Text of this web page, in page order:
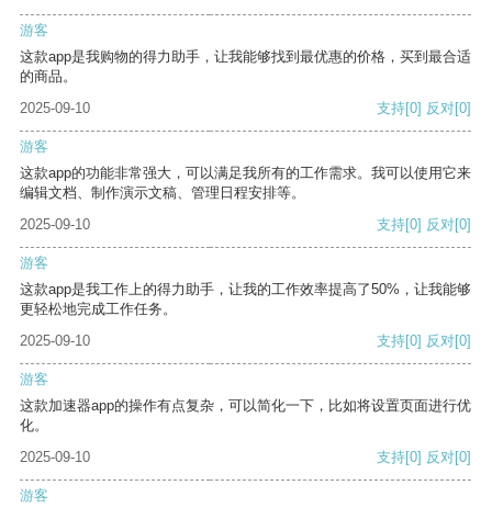
游客
这款app是我购物的得力助手，让我能够找到最优惠的价格，买到最合适
的商品。
2025-09-10
支持[0] 反对[0]
游客
这款app的功能非常强大，可以满足我所有的工作需求。我可以使用它来
编辑文档、制作演示文稿、管理日程安排等。
2025-09-10
支持[0] 反对[0]
游客
这款app是我工作上的得力助手，让我的工作效率提高了50%，让我能够
更轻松地完成工作任务。
2025-09-10
支持[0] 反对[0]
游客
这款加速器app的操作有点复杂，可以简化一下，比如将设置页面进行优
化。
2025-09-10
支持[0] 反对[0]
游客